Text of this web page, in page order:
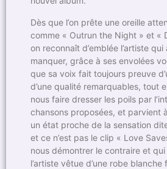
Dès que l’on prête une oreille
comme « Outrun the Night » et «
on reconnaît d’emblée l’artiste
manquer, grâce à ses envolées
que sa voix fait toujours preuve
d’une qualité remarquables, tout
nous faire dresser les poils par
chansons proposées, et parvient
un état proche de la sensation
et ce n’est pas le clip « Love
nous démontrer le contraire et
l’artiste vêtue d’une robe